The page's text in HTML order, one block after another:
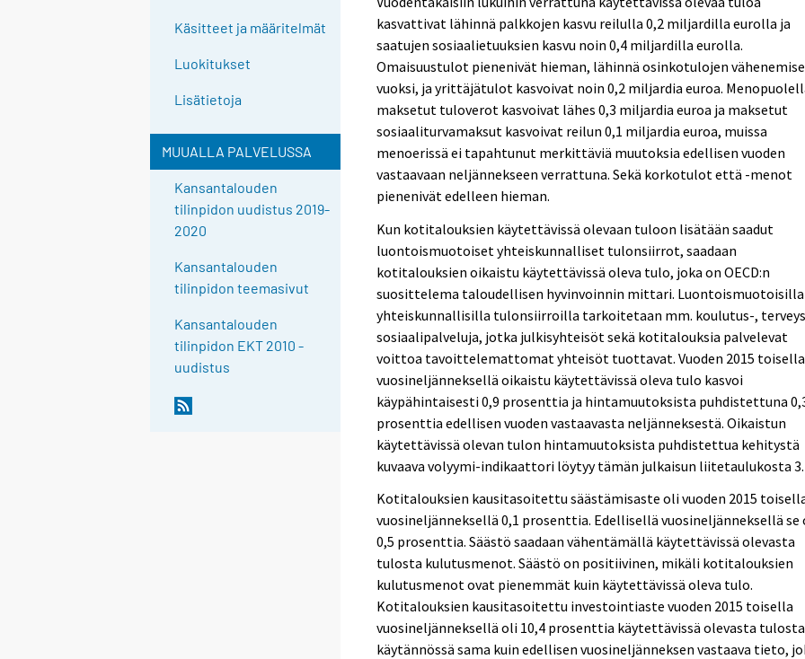
Käsitteet ja määritelmät
Luokitukset
Lisätietoja
MUUALLA PALVELUSSA
Kansantalouden
tilinpidon uudistus 2019-
2020
Kansantalouden
tilinpidon teemasivut
Kansantalouden
tilinpidon EKT 2010 -
uudistus
kasvattivat lähinnä palkkojen kasvu reilulla 0,2 miljardilla eurolla ja
saatujen sosiaalietuuksien kasvu noin 0,4 miljardilla eurolla.
Omaisuustulot pienenivät hieman, lähinnä osinkotulojen
vuoksi, ja yrittäjätulot kasvoivat noin 0,2 miljardia euroa.
maksetut tuloverot kasvoivat lähes 0,3 miljardia euroa ja maksetut
sosiaaliturvamaksut kasvoivat reilun 0,1 miljardia euroa, muissa
menoerissä ei tapahtunut merkittäviä muutoksia edellisen vuoden
vastaavaan neljännekseen verrattuna. Sekä korkotulot että -menot
pienenivät edelleen hieman.
Kun kotitalouksien käytettävissä olevaan tuloon lisätään saadut
luontoismuotoiset yhteiskunnalliset tulonsiirrot, saadaan
kotitalouksien oikaistu käytettävissä oleva tulo, joka on OECD:n
suosittelema taloudellisen hyvinvoinnin mittari. Luontoismuotoisilla
yhteiskunnallisilla tulonsiirroilla tarkoitetaan mm. koulutus-,
sosiaalipalveluja, jotka julkisyhteisöt sekä kotitalouksia palvelevat
voittoa tavoittelemattomat yhteisöt tuottavat. Vuoden 2015 toisella
vuosineljänneksellä oikaistu käytettävissä oleva tulo kasvoi
käypähintaisesti 0,9 prosenttia ja hintamuutoksista puhdistettuna
prosenttia edellisen vuoden vastaavasta neljänneksestä. Oikaistun
käytettävissä olevan tulon hintamuutoksista puhdistettua kehitystä
kuvaava volyymi-indikaattori löytyy tämän julkaisun liitetaulukosta 3.
Kotitalouksien kausitasoitettu säästämisaste oli vuoden 2015
vuosineljänneksellä 0,1 prosenttia. Edellisellä vuosineljänneksellä se
0,5 prosenttia. Säästö saadaan vähentämällä käytettävissä olevasta
tulosta kulutusmenot. Säästö on positiivinen, mikäli kotitalouksien
kulutusmenot ovat pienemmät kuin käytettävissä oleva tulo.
Kotitalouksien kausitasoitettu investointiaste vuoden 2015 toisella
vuosineljänneksellä oli 10,4 prosenttia käytettävissä olevasta
käytännössä sama kuin edellisen vuosineljänneksen vastaava tieto,